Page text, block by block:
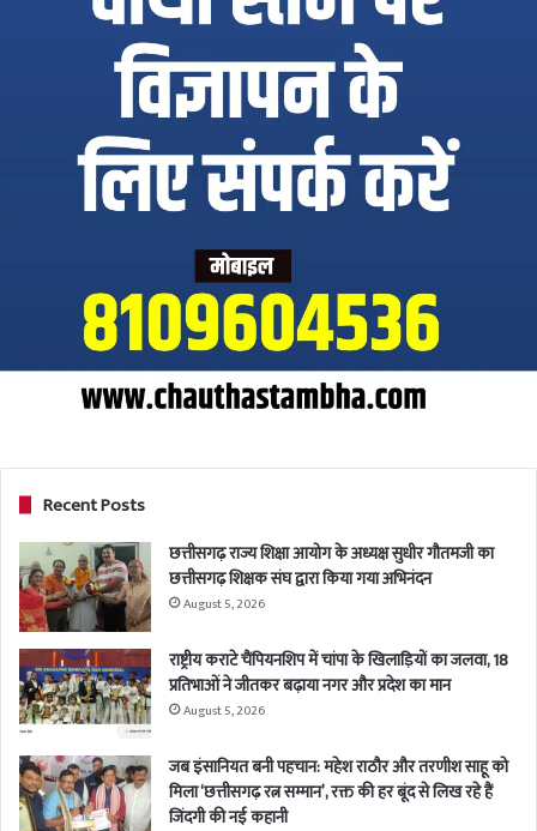
Recent Posts
छत्तीसगढ़ राज्य शिक्षा आयोग के अध्यक्ष सुधीर गौतमजी का
छत्तीसगढ़ शिक्षक संघ द्वारा किया गया अभिनंदन
August 5, 2026
राष्ट्रीय कराटे चैंपियनशिप में चांपा के खिलाड़ियों का जलवा, 18
प्रतिभाओं ने जीतकर बढ़ाया नगर और प्रदेश का मान
August 5, 2026
जब इंसानियत बनी पहचान: महेश राठौर और तरणीश साहू को
मिला ‘छत्तीसगढ़ रत्न सम्मान’, रक्त की हर बूंद से लिख रहे हैं
जिंदगी की नई कहानी